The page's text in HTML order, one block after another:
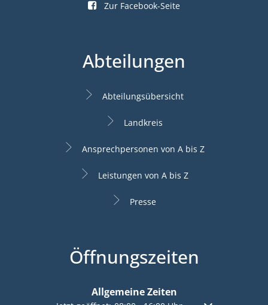
Zur Facebook-Seite
Abteilungen
Abteilungsübersicht
Landkreis
Ansprechpersonen von A bis Z
Leistungen von A bis Z
Presse
Öffnungszeiten
Allgemeine Zeiten